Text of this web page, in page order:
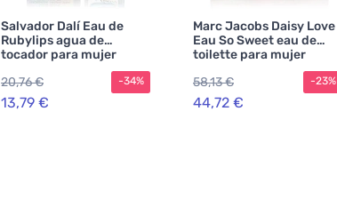
Salvador Dalí Eau de
Rubylips agua de
tocador para mujer
20,76 €
13,79 €
-34%
Marc Jacobs Daisy Love
Eau So Sweet eau de
toilette para mujer
58,13 €
44,72 €
-23%